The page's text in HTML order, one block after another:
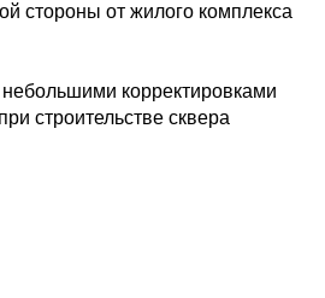
стороны от жилого комплекса
корректировками
строительстве сквера